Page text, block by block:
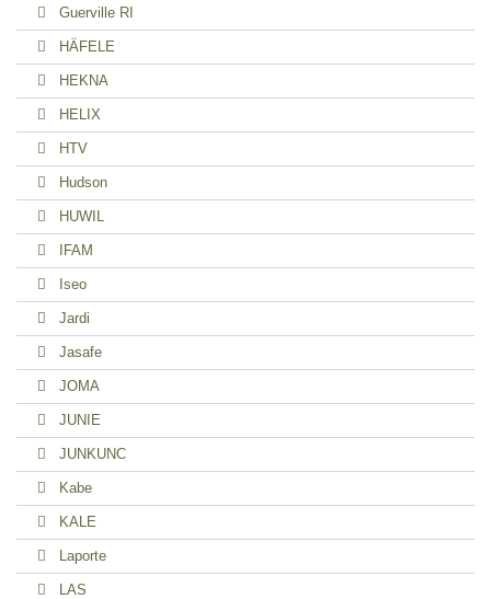
Guerville RI
HÄFELE
HEKNA
HELIX
HTV
Hudson
HUWIL
IFAM
Iseo
Jardi
Jasafe
JOMA
JUNIE
JUNKUNC
Kabe
KALE
Laporte
LAS